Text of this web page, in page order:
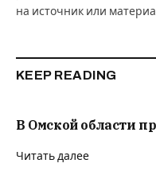
на источник или
KEEP READING
В Омской области
Читать далее